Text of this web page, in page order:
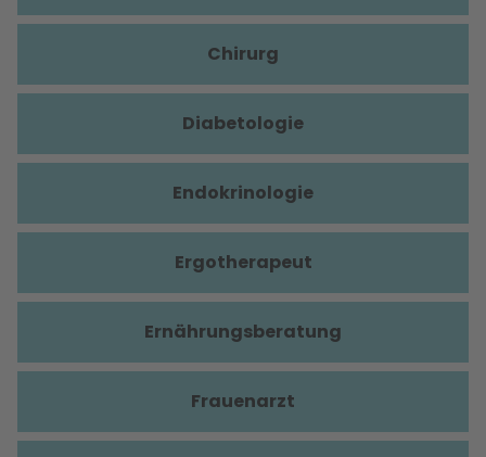
Chirurg
Diabetologie
Endokrinologie
Ergotherapeut
Ernährungsberatung
Frauenarzt